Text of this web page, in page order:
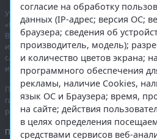
Учредитель — общество с ограниченной
«Правда Севера».
Выписка из реестра зарегистрированных
информации:ЭЛ № ФС 77-74226от
службой по надзору в сфере связи,
и массовых коммуникаций
При полном или частичном
гиперссылка на region29.ruобязательна.
разрешения администрации сайта
Правовая информация.
согласие на обработку
данных (IP-адрес; версия ОС;
браузера; сведения об
производитель, модель);
и количество цветов экрана;
программного обеспечения
рекламы, наличие Cookies,
язык ОС и Браузера; время,
на сайте; действия
в целях определения
средствами сервисов веб-